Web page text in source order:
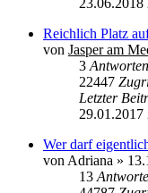
Reichlich Platz
von Jasper am
3 Antworten
22447
Letzter
29.01.2017
Wer darf
von Adriana »
13